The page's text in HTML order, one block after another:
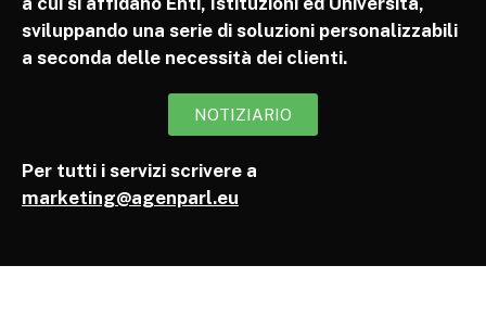
sviluppando una serie di soluzioni personalizzabili
a seconda delle necessità dei clienti.
NOTIZIARIO
Per tutti i servizi scrivere a
marketing@agenparl.eu